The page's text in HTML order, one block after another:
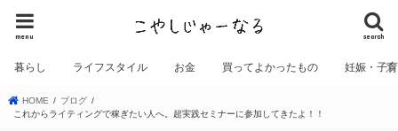
search
menu
暮らし ライフスタイル お金 買ってよかったもの 妊娠・子
HOME
ブログ
これからライティングで稼ぎたい人へ。超実践セミナーに参加してきたよ！！